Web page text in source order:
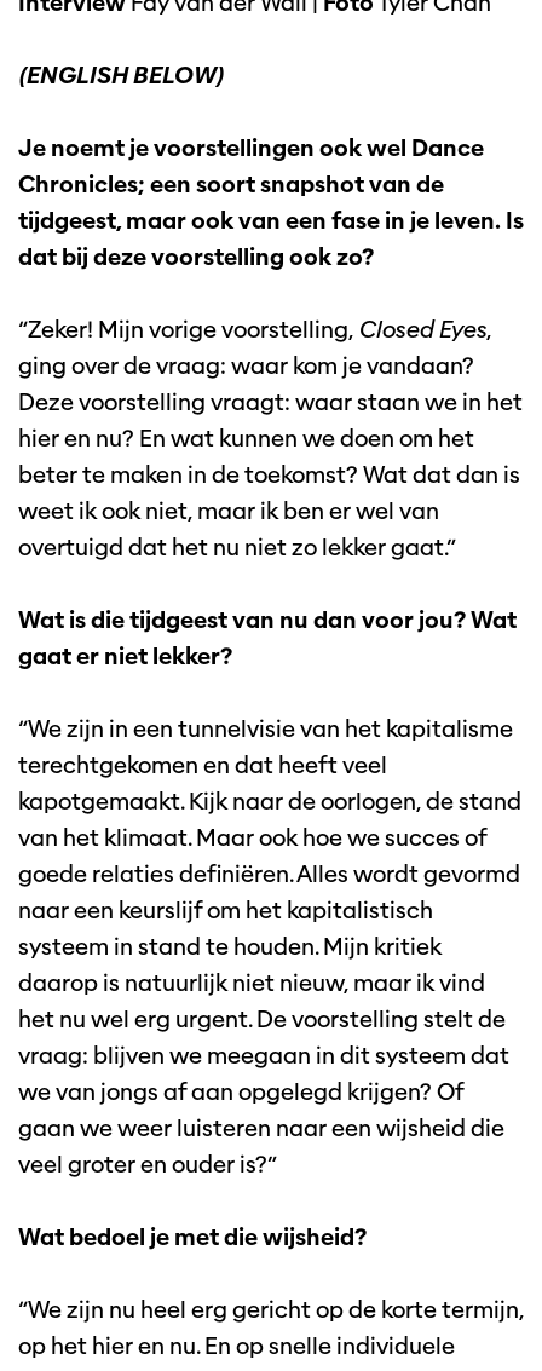
(ENGLISH BELOW)
Je noemt je voorstellingen ook wel Dance
Chronicles; een soort snapshot van de
tijdgeest, maar ook van een fase in je leven. Is
dat bij deze voorstelling ook zo?
“Zeker! Mijn vorige voorstelling, Closed Eyes,
ging over de vraag: waar kom je vandaan?
Deze voorstelling vraagt: waar staan we in het
hier en nu? En wat kunnen we doen om het
beter te maken in de toekomst? Wat dat dan is
weet ik ook niet, maar ik ben er wel van
overtuigd dat het nu niet zo lekker gaat.”
Wat is die tijdgeest van nu dan voor jou? Wat
gaat er niet lekker?
“We zijn in een tunnelvisie van het kapitalisme
terechtgekomen en dat heeft veel
kapotgemaakt. Kijk naar de oorlogen, de stand
van het klimaat. Maar ook hoe we succes of
goede relaties definiëren. Alles wordt gevormd
naar een keurslijf om het kapitalistisch
systeem in stand te houden. Mijn kritiek
daarop is natuurlijk niet nieuw, maar ik vind
het nu wel erg urgent. De voorstelling stelt de
vraag: blijven we meegaan in dit systeem dat
we van jongs af aan opgelegd krijgen? Of
gaan we weer luisteren naar een wijsheid die
veel groter en ouder is?”
Wat bedoel je met die wijsheid?
“We zijn nu heel erg gericht op de korte termijn,
op het hier en nu. En op snelle individuele